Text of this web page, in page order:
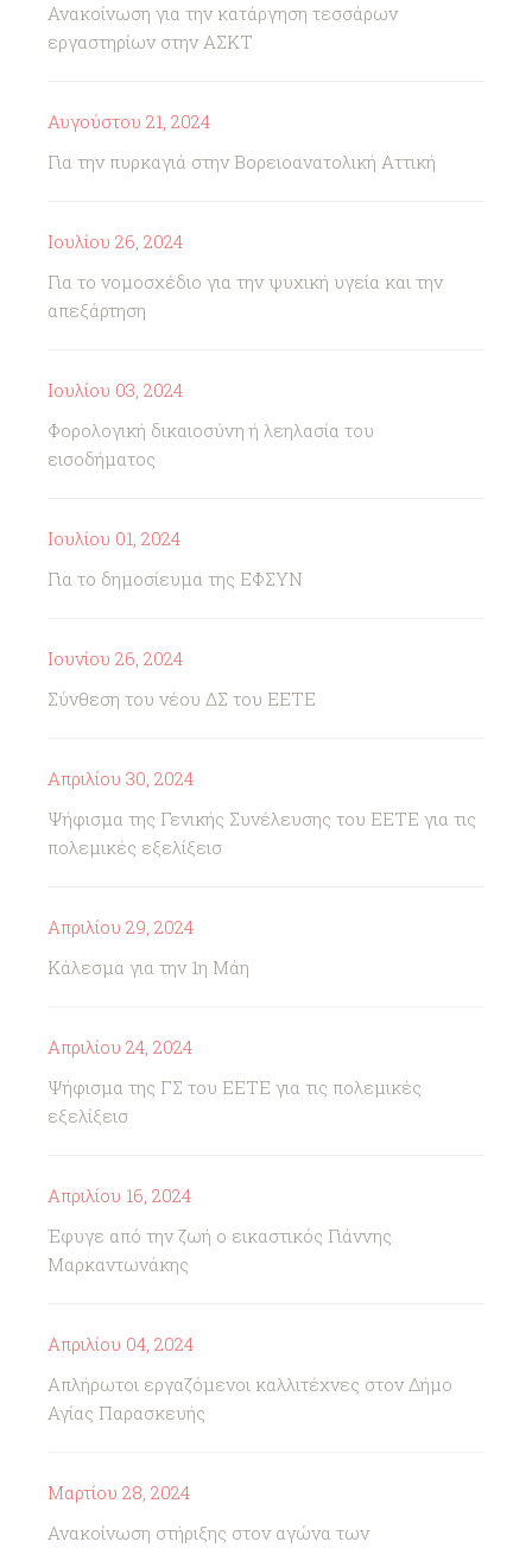
Ανακοίνωση για την κατάργηση τεσσάρων
εργαστηρίων στην ΑΣΚΤ
Αυγούστου 21, 2024
Για την πυρκαγιά στην Βορειοανατολική Αττική
Ιουλίου 26, 2024
Για το νομοσχέδιο για την ψυχική υγεία και την
απεξάρτηση
Ιουλίου 03, 2024
Φορολογική δικαιοσύνη ή λεηλασία του
εισοδήματος
Ιουλίου 01, 2024
Για το δημοσίευμα της ΕΦΣΥΝ
Ιουνίου 26, 2024
Σύνθεση του νέου ΔΣ του ΕΕΤΕ
Απριλίου 30, 2024
Ψήφισμα της Γενικής Συνέλευσης του ΕΕΤΕ για τις
πολεμικές εξελίξεισ
Απριλίου 29, 2024
Κάλεσμα για την 1η Μάη
Απριλίου 24, 2024
Ψήφισμα της ΓΣ του ΕΕΤΕ για τις πολεμικές
εξελίξεισ
Απριλίου 16, 2024
Έφυγε από την ζωή ο εικαστικός Γιάννης
Μαρκαντωνάκης
Απριλίου 04, 2024
Απλήρωτοι εργαζόμενοι καλλιτέχνες στον Δήμο
Αγίας Παρασκευής
Μαρτίου 28, 2024
Ανακοίνωση στήριξης στον αγώνα των